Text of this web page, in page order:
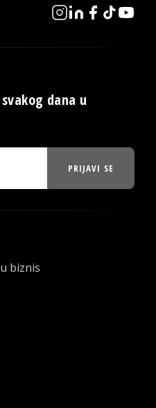
dana u
PRIJAVI SE
biznis